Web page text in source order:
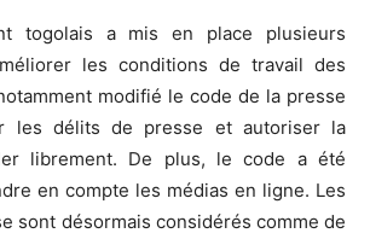
togolais a mis en place plusieurs
les conditions de travail des
modifié le code de la presse
les délits de presse et autoriser la
librement. De plus, le code a été
en compte les médias en ligne. Les
sont désormais considérés comme de